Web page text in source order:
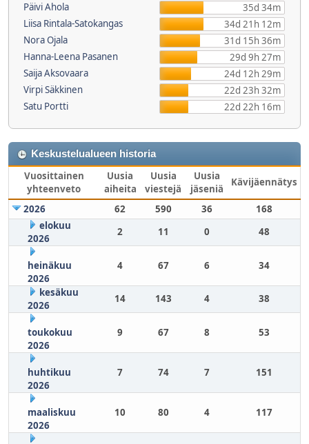
Päivi Ahola
35d 34m
Liisa Rintala-Satokangas
34d 21h 12m
Nora Ojala
31d 15h 36m
Hanna-Leena Pasanen
29d 9h 27m
Saija Aksovaara
24d 12h 29m
Virpi Säkkinen
22d 23h 32m
Satu Portti
22d 22h 16m
Keskustelualueen historia
Vuosittainen
yhteenveto
Uusia
aiheita
Uusia
viestejä
Uusia
jäseniä
Kävijäennätys
2026 62 590 36
168
elokuu
2026
2 11 0 48
heinäkuu
2026
4 67 6 34
kesäkuu
2026
14 143 4 38
toukokuu
2026
9 67 8 53
huhtikuu
2026
7 74 7 151
maaliskuu
2026
10 80 4 117